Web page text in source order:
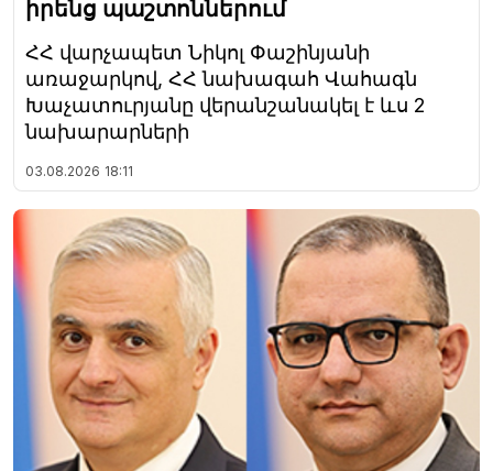
իրենց պաշտոններում
ՀՀ վարչապետ Նիկոլ Փաշինյանի
առաջարկով, ՀՀ նախագահ Վահագն
Խաչատուրյանը վերանշանակել է ևս 2
նախարարների
03.08.2026 18:11